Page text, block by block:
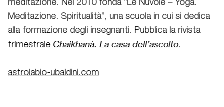
meditazione. Nel 2010 fonda “Le Nuvole – Yoga.
Meditazione. Spiritualità”, una scuola in cui si dedica
alla formazione degli insegnanti. Pubblica la rivista
trimestrale Chaikhanà. La casa dell’ascolto.
astrolabio-ubaldini.com